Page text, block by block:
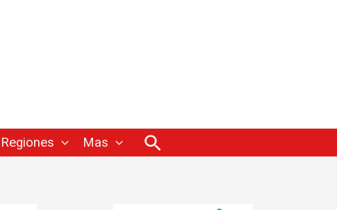
Regiones Mas Buscar